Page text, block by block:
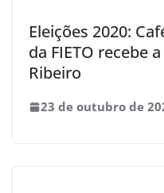
Eleições 2020:
da FIETO recebe
Ribeiro
23 de outubro de